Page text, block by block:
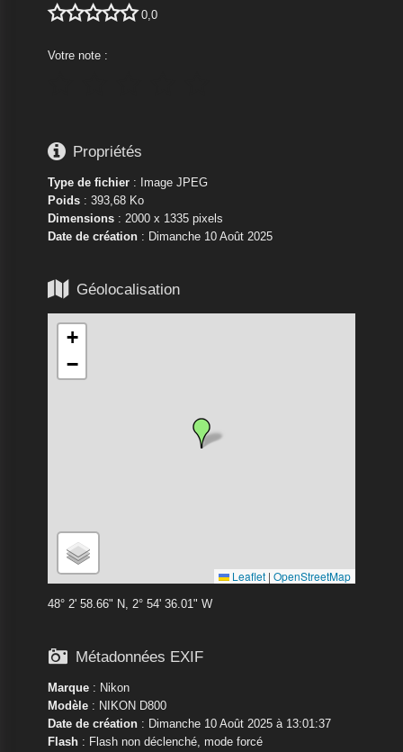
 0,0
Votre note :
 Propriétés
Type de fichier: Image JPEG
Poids: 393,68 Ko
Dimensions: 2000 x 1335 pixels
Date de création: Dimanche 10 Août 2025
 Géolocalisation
+
−
Leaflet | OpenStreetMap
48° 2' 58.66" N, 2° 54' 36.01" W
 Métadonnées EXIF
Marque: Nikon
Modèle: NIKON D800
Date de création: Dimanche 10 Août 2025 à 13:01:37
Flash: Flash non déclenché, mode forcé